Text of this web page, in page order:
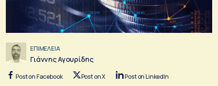
ΕΠΙΜΕΛΕΙΑ
Γιάννης Αγουρίδης
Post on Facebook Post on X Post on LinkedIn